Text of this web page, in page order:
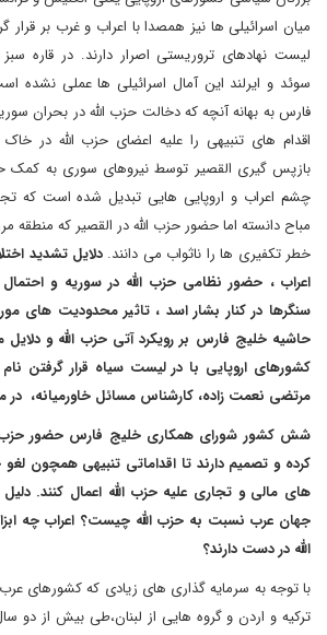
میان اسرائیلی ها نیز همصدا با اعراب و غرب بر قرار
لیست نهادهای تروریستی اصرار دارند. در قاره
سوئد و ایرلند این آمال اسرائیلی ها عملی نشده
فارس به بهانه آنچه که دخالت حزب الله در بحران
اقدام های تنبیهی را علیه اعضای حزب الله در
بازپس گیری القصیر توسط نیروهای سوری به کمک
چشم اعراب و اروپایی هایی تبدیل شده است که
مباح دانسته اما حضور حزب الله در القصیر که منطقه
خطر تکفیری ها را ناثواب می دانند. دلایل تشدید
اعراب ، حضور نظامی حزب الله در سوریه و
سنگرها در کنار بشار اسد ، تاثیر محدودیت های
حاشیه خلیج فارس بر رویکرد آتی حزب الله و
کشورهای اروپایی با در لیست سیاه قرار گرفتن نام
مرتضی نعمت زاده، کارشناس مسائل خاورمیانه، در
شش کشور شورای همکاری خلیج فارس حضور حزب
کرده و تصمیم دارند تا اقداماتی تنبیهی همچون
های مالی و تجاری علیه حزب الله اعمال کنند.
جهان عرب نسبت به حزب الله چیست؟ اعراب چه
الله در دست دارند؟
با توجه به سرمایه گذاری های زیادی که کشورهای
ترکیه و اردن و گروه هایی از لبنان،طی بیش از دو